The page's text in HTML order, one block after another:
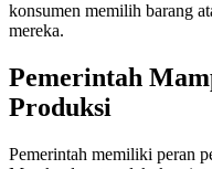
konsumen memilih barang
mereka.
Pemerintah
Produksi
Pemerintah memiliki peran